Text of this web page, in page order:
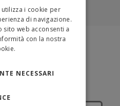
i mq
ENGLISH
i cookie per
di navigazione.
sito web acconsenti a
con la nostra
NECESSARI